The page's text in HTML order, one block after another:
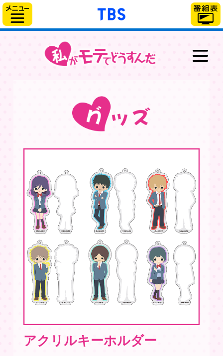
「TBSテレビ」トップ
最新情報
スタッフ＆キャスト
あらすじ
ブルーレイ＆DVD
スペシャル
WEB動画番組
アクリルキーホルダー